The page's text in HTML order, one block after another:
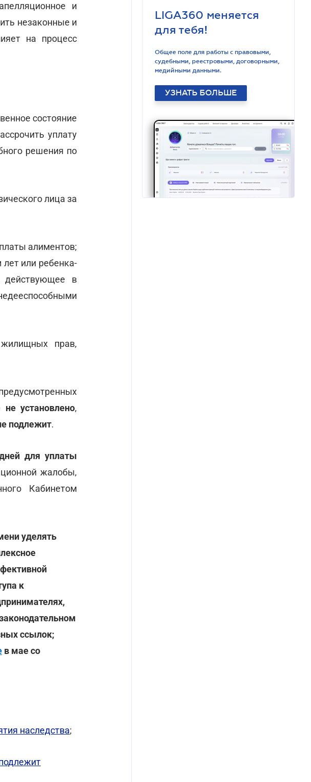
и
незаконные и
на процесс
состояние
уплату
решения по
лица за
алиментов;
или ребенка-
действующее в
прав,
установлено,
подлежит.
для уплаты
жалобы,
Кабинетом
уделять
к
ссылок;
в мае со
наследства;
LIGA360 меняется
для тебя!
Общее поле для работы с правовыми,
судебными, реестровыми, договорными,
медийными данными.
УЗНАТЬ БОЛЬШЕ